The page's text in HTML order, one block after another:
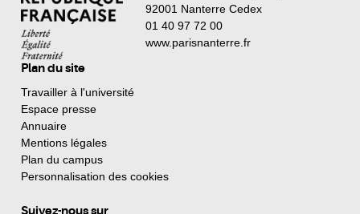
92001 Nanterre Cedex
01 40 97 72 00
www.parisnanterre.fr
Plan du site
Travailler à l'université
Espace presse
Annuaire
Mentions légales
Plan du campus
Personnalisation des cookies
Suivez-nous sur